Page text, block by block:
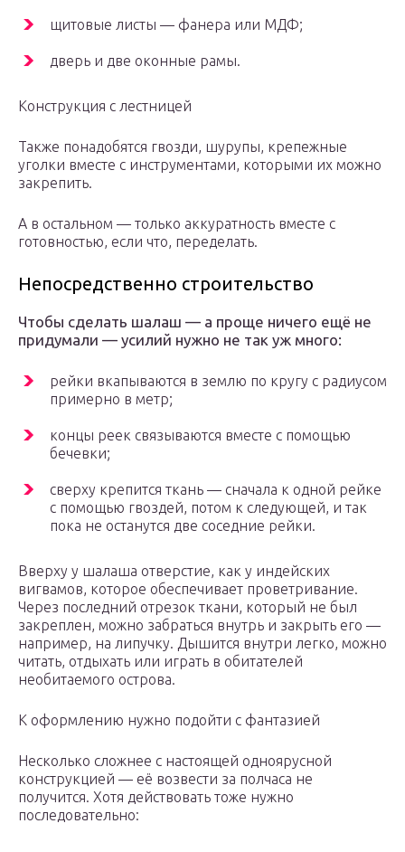
щитовые листы — фанера или МДФ;
дверь и две оконные рамы.
Конструкция с лестницей
Также понадобятся гвозди, шурупы, крепежные
уголки вместе с инструментами, которыми их можно
закрепить.
А в остальном — только аккуратность вместе с
готовностью, если что, переделать.
Непосредственно строительство
Чтобы сделать шалаш — а проще ничего ещё не
придумали — усилий нужно не так уж много:
рейки вкапываются в землю по кругу с радиусом
примерно в метр;
концы реек связываются вместе с помощью
бечевки;
сверху крепится ткань — сначала к одной рейке
с помощью гвоздей, потом к следующей, и так
пока не останутся две соседние рейки.
Вверху у шалаша отверстие, как у индейских
вигвамов, которое обеспечивает проветривание.
Через последний отрезок ткани, который не был
закреплен, можно забраться внутрь и закрыть его —
например, на липучку. Дышится внутри легко, можно
читать, отдыхать или играть в обитателей
необитаемого острова.
К оформлению нужно подойти с фантазией
Несколько сложнее с настоящей одноярусной
конструкцией — её возвести за полчаса не
получится. Хотя действовать тоже нужно
последовательно: